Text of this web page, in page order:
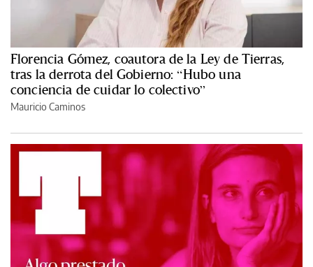
Florencia Gómez, coautora de la Ley de Tierras,
tras la derrota del Gobierno: “Hubo una
conciencia de cuidar lo colectivo”
Mauricio Caminos